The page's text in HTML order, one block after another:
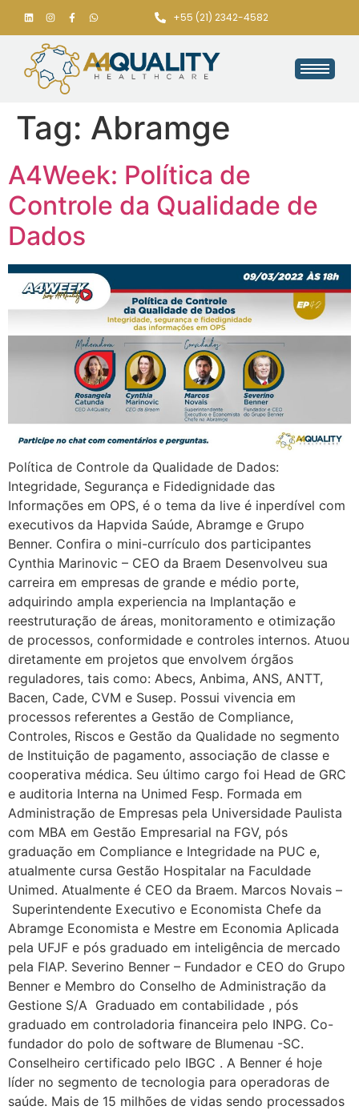
+55 (21) 2342-4582
Tag: Abramge
A4Week: Política de
Controle da Qualidade de
Dados
Política de Controle da Qualidade de Dados:
Integridade, Segurança e Fidedignidade das
Informações em OPS, é o tema da live é inperdível com
executivos da Hapvida Saúde, Abramge e Grupo
Benner. Confira o mini-currículo dos participantes
Cynthia Marinovic – CEO da Braem Desenvolveu sua
carreira em empresas de grande e médio porte,
adquirindo ampla experiencia na Implantação e
reestruturação de áreas, monitoramento e otimização
de processos, conformidade e controles internos. Atuou
diretamente em projetos que envolvem órgãos
reguladores, tais como: Abecs, Anbima, ANS, ANTT,
Bacen, Cade, CVM e Susep. Possui vivencia em
processos referentes a Gestão de Compliance,
Controles, Riscos e Gestão da Qualidade no segmento
de Instituição de pagamento, associação de classe e
cooperativa médica. Seu último cargo foi Head de GRC
e auditoria Interna na Unimed Fesp. Formada em
Administração de Empresas pela Universidade Paulista
com MBA em Gestão Empresarial na FGV, pós
graduação em Compliance e Integridade na PUC e,
atualmente cursa Gestão Hospitalar na Faculdade
Unimed. Atualmente é CEO da Braem. Marcos Novais –
Superintendente Executivo e Economista Chefe da
Abramge Economista e Mestre em Economia Aplicada
pela UFJF e pós graduado em inteligência de mercado
pela FIAP. Severino Benner – Fundador e CEO do Grupo
Benner e Membro do Conselho de Administração da
Gestione S/A Graduado em contabilidade , pós
graduado em controladoria financeira pelo INPG. Co-
fundador do polo de software de Blumenau -SC.
Conselheiro certificado pelo IBGC . A Benner é hoje
líder no segmento de tecnologia para operadoras de
saúde. Mais de 15 milhões de vidas sendo processados